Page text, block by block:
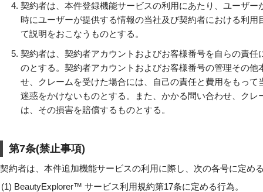
契約者は、本件登録機能サービスの利用にあたり、ユーザ
時にユーザーが提供する情報の当社及び契約者における利
て説明をおこなうものとする。
契約者は、契約者アカウントおよびお客様番号を自らの責
のとする。契約者アカウントおよびお客様番号の管理その
せ、クレームを受けた場合には、自己の責任と費用をもっ
迷惑をかけないものとする。また、かかる問い合わせ、ク
は、その損害を賠償するものとする。
第7条(禁止事項)
契約者は、本件追加機能サービスの利用に際し、次の各号に定め
(1) BeautyExplorer™ サービス利用規約第17条に定める行為。